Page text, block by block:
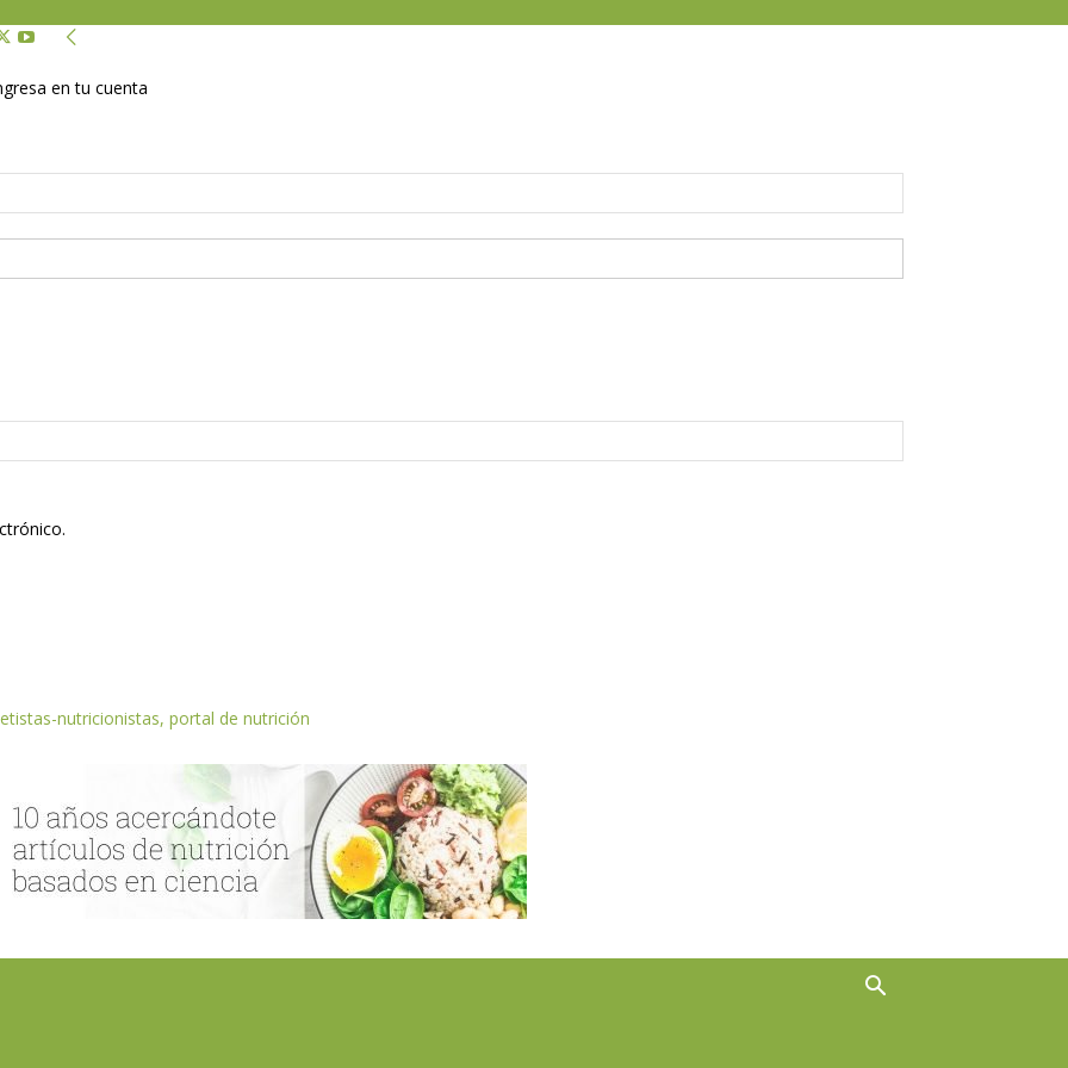
en tu cuenta
nutricionistas, portal de nutrición